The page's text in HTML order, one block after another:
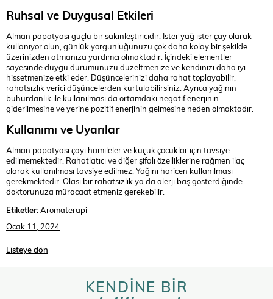
Ruhsal ve Duygusal Etkileri
Alman papatyası güçlü bir sakinleştiricidir. İster yağ ister çay olarak
kullanıyor olun, günlük yorgunluğunuzu çok daha kolay bir şekilde
üzerinizden atmanıza yardımcı olmaktadır. İçindeki elementler
sayesinde duygu durumunuzu düzeltmenize ve kendinizi daha iyi
hissetmenize etki eder. Düşüncelerinizi daha rahat toplayabilir,
rahatsızlık verici düşüncelerden kurtulabilirsiniz. Ayrıca yağının
buhurdanlık ile kullanılması da ortamdaki negatif enerjinin
giderilmesine ve yerine pozitif enerjinin gelmesine neden olmaktadır.
Kullanımı ve Uyarılar
Alman papatyası çayı hamileler ve küçük çocuklar için tavsiye
edilmemektedir. Rahatlatıcı ve diğer şifalı özelliklerine rağmen ilaç
olarak kullanılması tavsiye edilmez. Yağını haricen kullanılması
gerekmektedir. Olası bir rahatsızlık ya da alerji baş gösterdiğinde
doktorunuza müracaat etmeniz gerekebilir.
Etiketler:Aromaterapi
Ocak 11, 2024
Listeye dön
KENDİNE BİR